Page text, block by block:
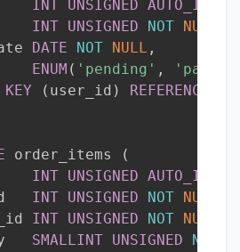
INT UNSIGNED
INT UNSIGNED NOT NULL
DATE NOT NULL ,
ENUM ( 'pending' , 'paid'
KEY ( user_id ) REFERENCES
order_items
(
INT UNSIGNED
INT UNSIGNED NOT NULL
INT UNSIGNED NOT NULL
SMALLINT UNSIGNED NOT